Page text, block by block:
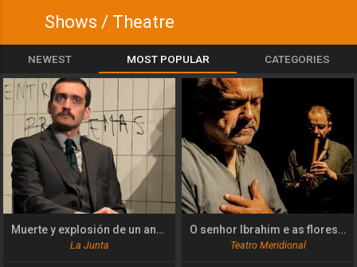
Shows / Theatre
NEWEST MOST POPULAR CATEGORIES
Muerte y explosión de un anarquista chileno
La Junta
O senhor Ibrahim e as flores do corao
Teatro Meridional